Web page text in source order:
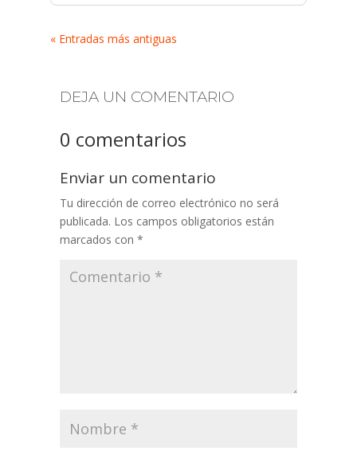
« Entradas más antiguas
DEJA UN COMENTARIO
0 comentarios
Enviar un comentario
Tu dirección de correo electrónico no será
publicada. Los campos obligatorios están
marcados con *